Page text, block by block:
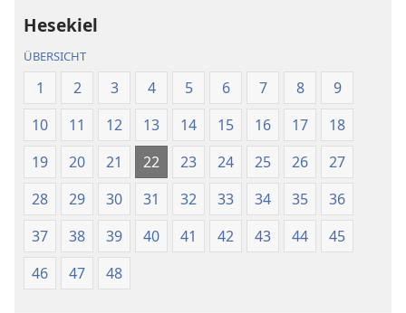
Hesekiel
ÜBERSICHT
1 2 3 4 5 6 7 8
9
10
11 12 13 14 15 16 17
18
19
20 21 22 23 24 25 26
27
28
29 30 31 32 33 34 35
36
37
38 39 40 41 42 43 44
45
46
47 48